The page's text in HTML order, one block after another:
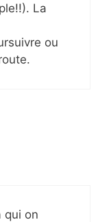
La
ou
qui on